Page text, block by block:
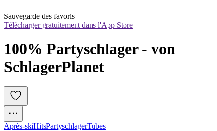
Sauvegarde des favoris
Télécharger gratuitement dans l'App Store
100% Partyschlager - von
SchlagerPlanet
Après-skiHitsPartyschlagerTubes